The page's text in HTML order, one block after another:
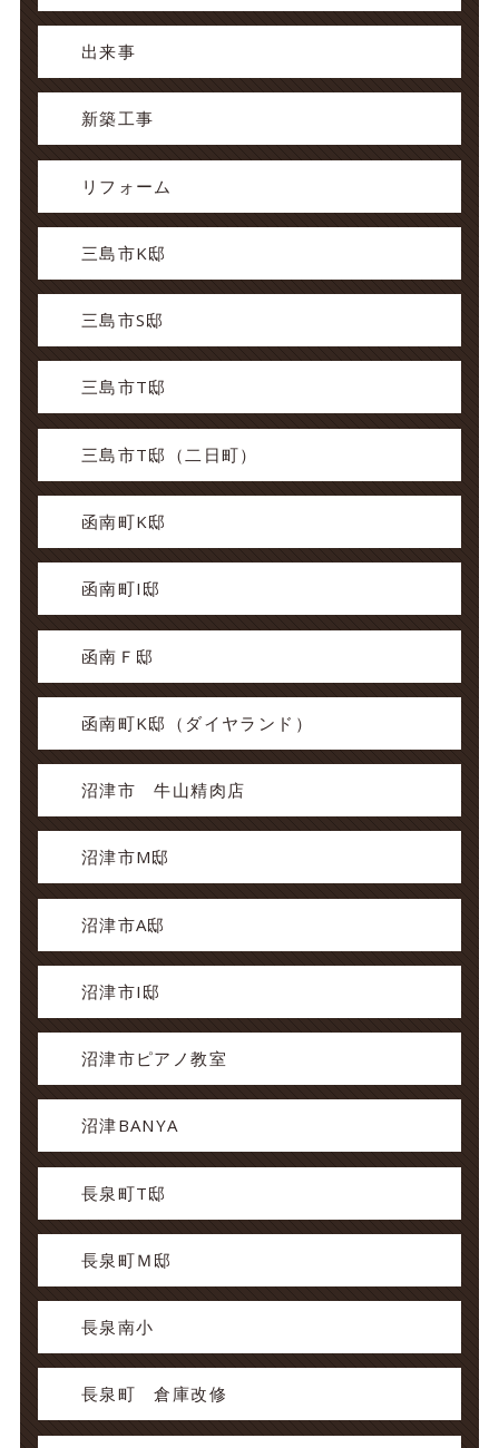
出来事
新築工事
リフォーム
三島市K邸
三島市S邸
三島市T邸
三島市T邸（二日町）
函南町K邸
函南町I邸
函南Ｆ邸
函南町K邸（ダイヤランド）
沼津市 牛山精肉店
沼津市M邸
沼津市A邸
沼津市I邸
沼津市ピアノ教室
沼津BANYA
長泉町T邸
長泉町Ｍ邸
長泉南小
長泉町 倉庫改修